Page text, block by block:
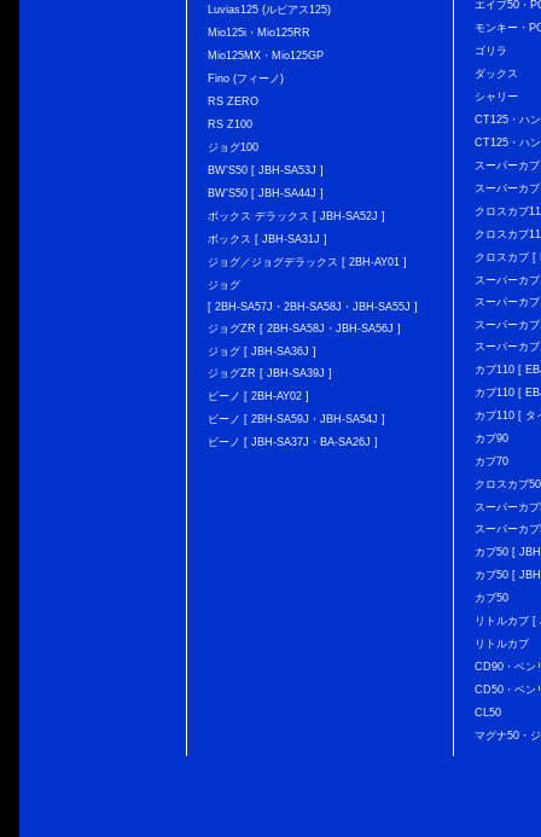
Luvias125 (ルビアス125)
Mio125i・Mio125RR
Mio125MX・Mio125GP
Fino (フィーノ)
RS ZERO
RS Z100
ジョグ100
BW'S50 [ JBH-SA53J ]
BW'S50 [ JBH-SA44J ]
ボックス デラックス [ JBH-SA52J ]
ボックス [ JBH-SA31J ]
ジョグ／ジョグデラックス [ 2BH-AY01 ]
ジョグ
[ 2BH-SA57J・2BH-SA58J・JBH-SA55J ]
ジョグZR [ 2BH-SA58J・JBH-SA56J ]
ジョグ [ JBH-SA36J ]
ジョグZR [ JBH-SA39J ]
ビーノ [ 2BH-AY02 ]
ビーノ [ 2BH-SA59J・JBH-SA54J ]
ビーノ [ JBH-SA37J・BA-SA26J ]
エイプ50・
モンキー・
ゴリラ
ダックス
シャリー
CT125・ハ
CT125・ハ
スーパーカ
スーパーカ
クロスカブ
クロスカブ
クロスカブ [
スーパーカ
スーパーカ
スーパーカ
スーパーカ
カブ110 [
カブ110 [
カブ110 [ タ
カブ90
カブ70
クロスカブ
スーパーカ
スーパーカ
カブ50 [
カブ50 [
カブ50
リトルカブ
リトルカブ
CD90・ベン
CD50・ベン
CL50
マグナ50・